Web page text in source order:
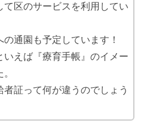
て区のサービスを利用してい
通園も予定しています！
いえば『療育手帳』のイメー
者証って何が違うのでしょう